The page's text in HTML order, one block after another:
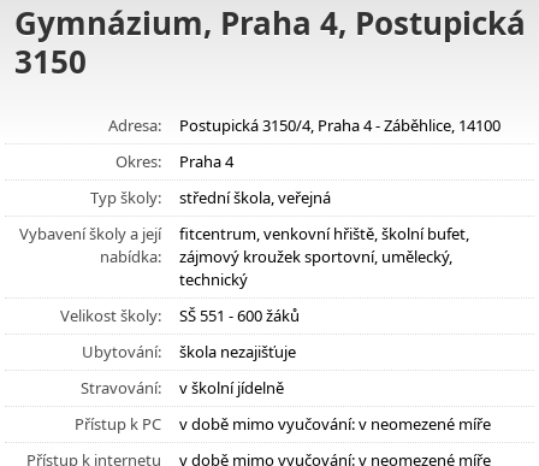
Gymnázium, Praha 4, Postupická
3150
Adresa:
Postupická 3150/4, Praha 4 - Záběhlice, 14100
Okres:
Praha 4
Typ školy:
střední škola, veřejná
Vybavení školy a její
nabídka:
fitcentrum, venkovní hřiště, školní bufet,
zájmový kroužek sportovní, umělecký,
technický
Velikost školy:
SŠ 551 - 600 žáků
Ubytování:
škola nezajišťuje
Stravování:
v školní jídelně
Přístup k PC
v době mimo vyučování: v neomezené míře
Přístup k internetu
v době mimo vyučování: v neomezené míře